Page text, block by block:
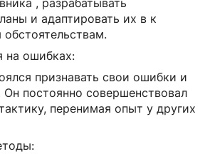
, разрабатывать
и адаптировать их в к
на ошибках:
признавать свои ошибки и
Он постоянно совершенствовал
перенимая опыт у других